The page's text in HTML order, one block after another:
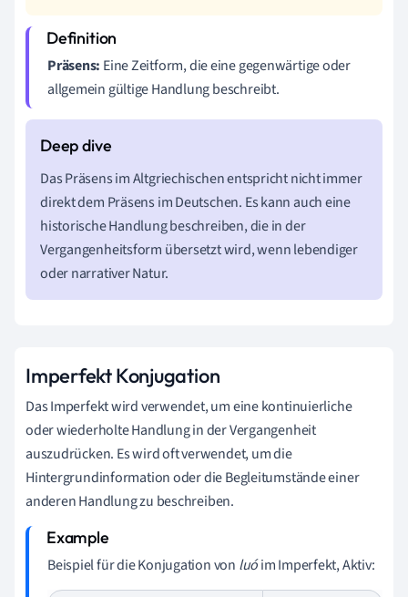
Präsens: Eine Zeitform, die eine gegenwärtige oder
allgemein gültige Handlung beschreibt.
Das Präsens im Altgriechischen entspricht nicht immer
direkt dem Präsens im Deutschen. Es kann auch eine
historische Handlung beschreiben, die in der
Vergangenheitsform übersetzt wird, wenn lebendiger
oder narrativer Natur.
Imperfekt Konjugation
Das Imperfekt wird verwendet, um eine kontinuierliche
oder wiederholte Handlung in der Vergangenheit
auszudrücken. Es wird oft verwendet, um die
Hintergrundinformation oder die Begleitumstände einer
anderen Handlung zu beschreiben.
Beispiel für die Konjugation von luóim Imperfekt, Aktiv: